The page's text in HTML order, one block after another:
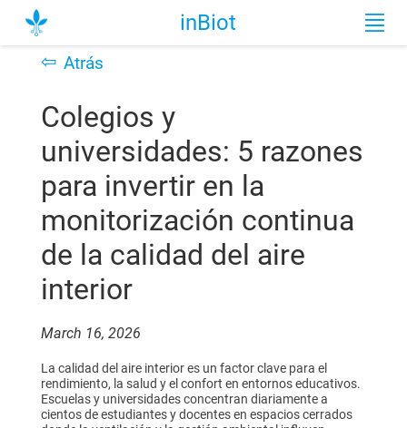
inBiot
⇦ Atrás
Colegios y
universidades: 5 razones
para invertir en la
monitorización continua
de la calidad del aire
interior
March 16, 2026
La calidad del aire interior es un factor clave para el
rendimiento, la salud y el confort en entornos educativos.
Escuelas y universidades concentran diariamente a
cientos de estudiantes y docentes en espacios cerrados